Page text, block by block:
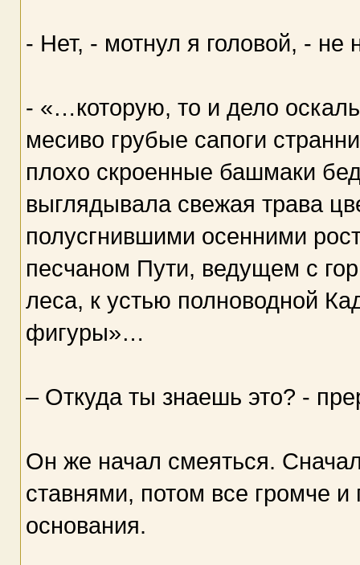
- Нет, - мотнул я головой, - не
- «…которую, то и дело
месиво грубые сапоги
плохо скроенные башмаки
выглядывала свежая трава
полусгнившими осенними
песчаном Пути, ведущем с
леса, к устью полноводной
фигуры»…
– Откуда ты знаешь это? -
Он же начал смеяться.
ставнями, потом все громче и
основания.